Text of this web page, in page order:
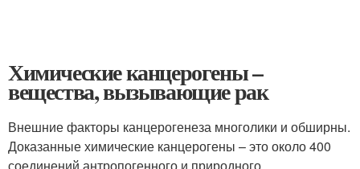
Химические канцерогены –
вещества, вызывающие рак
Внешние факторы канцерогенеза многолики и обширны.
Доказанные химические канцерогены – это около 400